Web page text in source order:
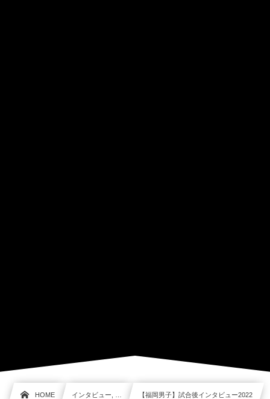
HOME インタビュー, … 【福岡男子】試合後インタビュー2022